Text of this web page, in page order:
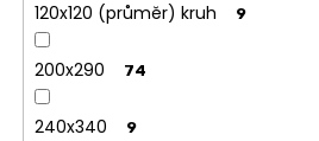
120x120 (průměr) kruh 9
200x290 74
240x340 9